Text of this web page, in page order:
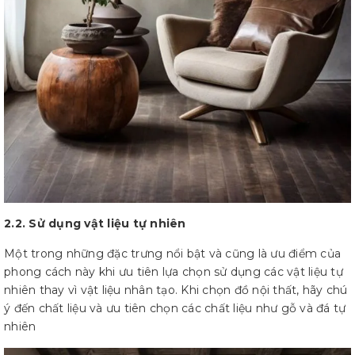
2.2. Sử dụng vật liệu tự nhiên
Một trong những đặc trưng nổi bật và cũng là ưu điểm của
phong cách này khi ưu tiên lựa chọn sử dụng các vật liệu tự
nhiên thay vì vật liệu nhân tạo. Khi chọn đồ nội thất, hãy chú
ý đến chất liệu và ưu tiên chọn các chất liệu như gỗ và đá tự
nhiên